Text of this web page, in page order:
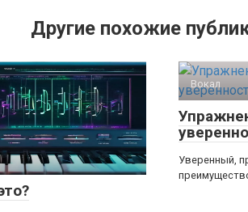
Другие похожие
Вокал
Уверенный,